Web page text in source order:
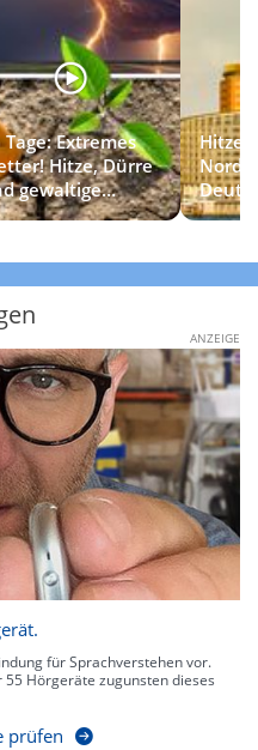
Tage: Extremes
Hitze, Dürre
gewaltige
ANZEIGE
für Sprachverstehen vor.
Hörgeräte zugunsten dieses
prüfen